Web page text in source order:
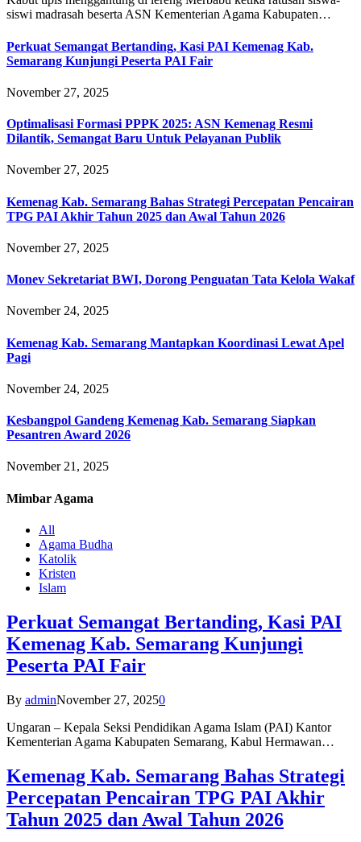
siswi madrasah beserta ASN Kementerian Agama Kabupaten…
Perkuat Semangat Bertanding, Kasi PAI Kemenag Kab.
Semarang Kunjungi Peserta PAI Fair
November 27, 2025
Optimalisasi Formasi PPPK 2025: ASN Kemenag Resmi
Dilantik, Semangat Baru Untuk Pelayanan Publik
November 27, 2025
Kemenag Kab. Semarang Bahas Strategi Percepatan Pencairan
TPG PAI Akhir Tahun 2025 dan Awal Tahun 2026
November 27, 2025
Monev Sekretariat BWI, Dorong Penguatan Tata Kelola Wakaf
November 24, 2025
Kemenag Kab. Semarang Mantapkan Koordinasi Lewat Apel
Pagi
November 24, 2025
Kesbangpol Gandeng Kemenag Kab. Semarang Siapkan
Pesantren Award 2026
November 21, 2025
Mimbar Agama
All
Agama Budha
Katolik
Kristen
Islam
Perkuat Semangat Bertanding, Kasi PAI
Kemenag Kab. Semarang Kunjungi
Peserta PAI Fair
By adminNovember 27, 20250
Ungaran – Kepala Seksi Pendidikan Agama Islam (PAI) Kantor
Kementerian Agama Kabupaten Semarang, Kabul Hermawan…
Kemenag Kab. Semarang Bahas Strategi
Percepatan Pencairan TPG PAI Akhir
Tahun 2025 dan Awal Tahun 2026